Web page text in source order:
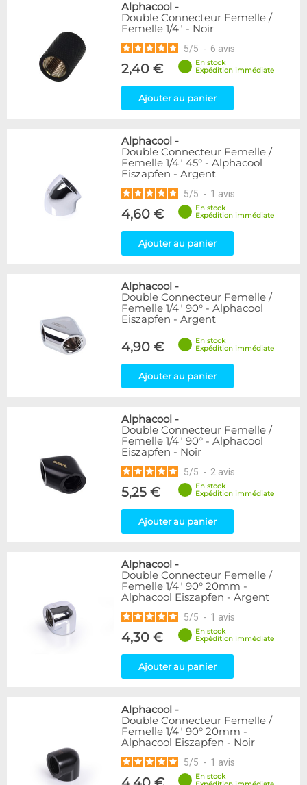
Alphacool -
Double Connecteur Femelle /
Femelle 1/4" - Noir
5/5 - 6 avis
2,40 €
En stock
Expédition immédiate
Ajouter au panier
Alphacool -
Double Connecteur Femelle /
Femelle 1/4" 45° - Alphacool
Eiszapfen - Argent
5/5 - 1 avis
4,60 €
En stock
Expédition immédiate
Ajouter au panier
Alphacool -
Double Connecteur Femelle /
Femelle 1/4" 90° - Alphacool
Eiszapfen - Argent
4,90 €
En stock
Expédition immédiate
Ajouter au panier
Alphacool -
Double Connecteur Femelle /
Femelle 1/4" 90° - Alphacool
Eiszapfen - Noir
5/5 - 2 avis
5,25 €
En stock
Expédition immédiate
Ajouter au panier
Alphacool -
Double Connecteur Femelle /
Femelle 1/4" 90° 20mm -
Alphacool Eiszapfen - Argent
5/5 - 1 avis
4,30 €
En stock
Expédition immédiate
Ajouter au panier
Alphacool -
Double Connecteur Femelle /
Femelle 1/4" 90° 20mm -
Alphacool Eiszapfen - Noir
5/5 - 1 avis
En stock